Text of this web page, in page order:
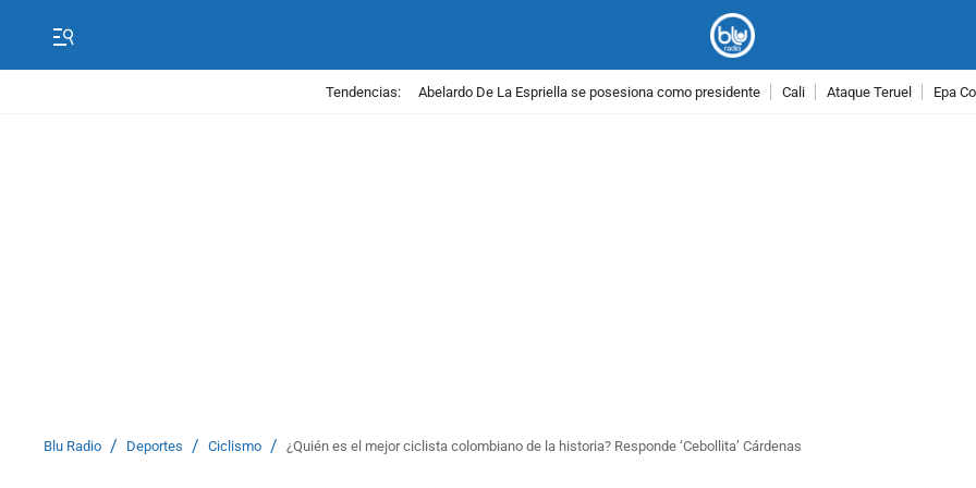
Tendencias: Abelardo De La Espriella se posesiona como presidente Cali Ataque Teruel Epa
Blu Radio / Deportes / Ciclismo / ¿Quién es el mejor ciclista colombiano de la historia? Responde ‘Cebollita’ Cárdenas